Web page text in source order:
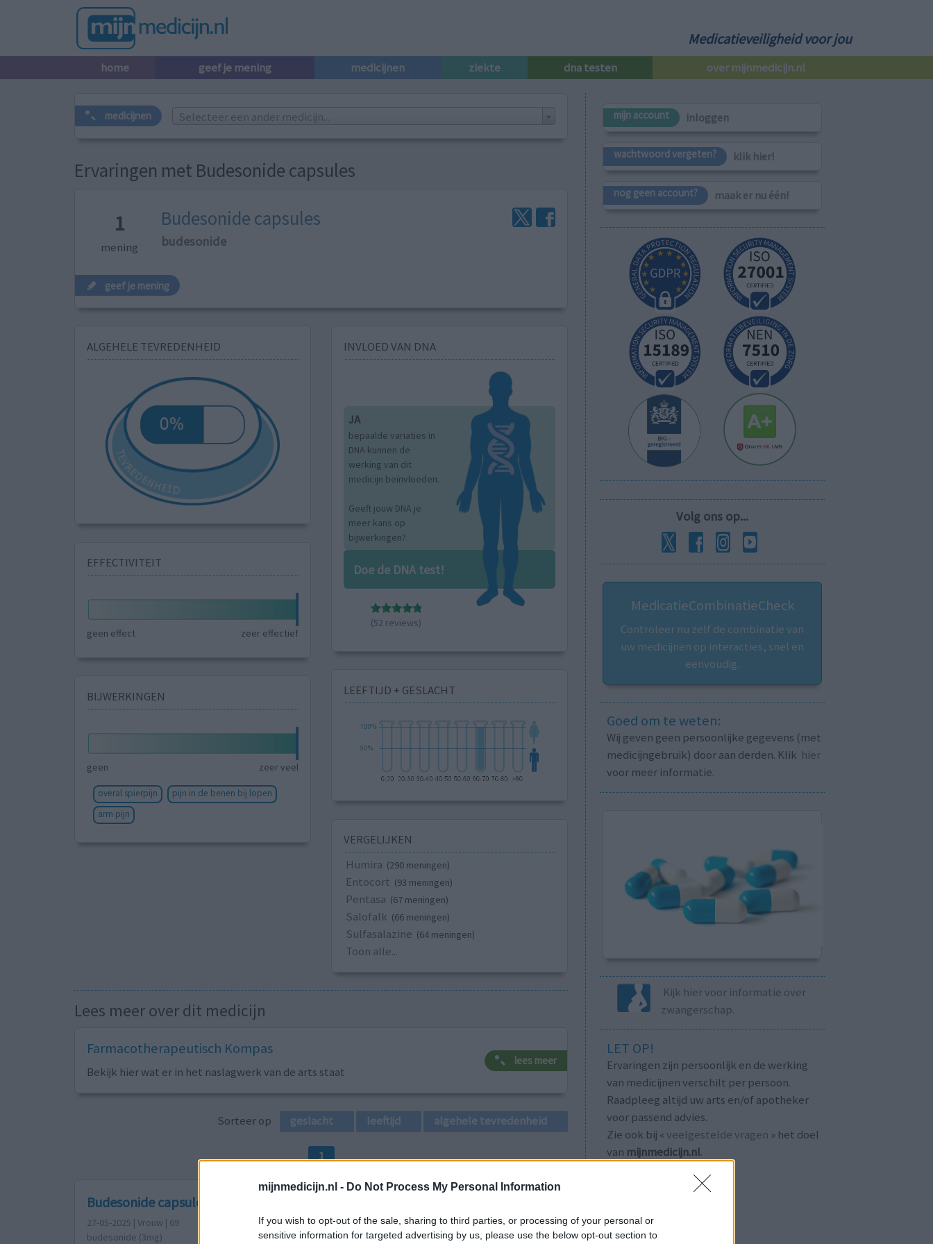
mijnmedicijn.nl - Do Not Process My Personal Information
If you wish to opt-out of the sale, sharing to third parties, or processing of your personal or
sensitive information for targeted advertising by us, please use the below opt-out section to
Medicatieveiligheid voor jou
home geef je mening medicijnen ziekte dna testen over mijnmedicijn.nl
medicijnen Selecteer een ander medicijn...
Ervaringen met Budesonide capsules
1
mening
Budesonide capsules
budesonide
geef je mening
ALGEHELE TEVREDENHEID
EFFECTIVITEIT
geen effect zeer effectief
BIJWERKINGEN
geen zeer veel
overal spierpijn
pijn in de benen bij lopen
arm pijn
INVLOED VAN DNA
JA
bepaalde variaties in
DNA kunnen de
werking van dit
medicijn beïnvloeden.
Geeft jouw DNA je
meer kans op
bijwerkingen?
Doe de DNA test!
(52 reviews)
LEEFTIJD + GESLACHT
VERGELIJKEN
Humira (290 meningen)
Entocort (93 meningen)
Pentasa (67 meningen)
Salofalk (66 meningen)
Sulfasalazine (64 meningen)
Toon alle...
Lees meer over dit medicijn
Farmacotherapeutisch Kompas
Bekijk hier wat er in het naslagwerk van de arts staat
lees meer
Sorteer op geslacht leeftijd algehele tevredenheid
1
Budesonide capsules
27-05-2025 | Vrouw | 69
budesonide (3mg)
mijn account inloggen
wachtwoord vergeten? klik hier!
nog geen account? maak er nu één!
Volg ons op...
MedicatieCombinatieCheck
Controleer nu zelf de combinatie van
uw medicijnen op interacties, snel en
eenvoudig.
Goed om te weten:
Wij geven geen persoonlijke gegevens (met
medicijngebruik) door aan derden. Klik hier
voor meer informatie.
Kijk hier voor informatie over
zwangerschap.
LET OP!
Ervaringen zijn persoonlijk en de werking
van medicijnen verschilt per persoon.
Raadpleeg altijd uw arts en/of apotheker
voor passend advies.
Zie ook bij « veelgestelde vragen » het doel
van mijnmedicijn.nl.